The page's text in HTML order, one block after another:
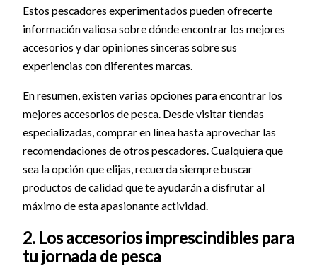
Estos pescadores experimentados pueden ofrecerte
información valiosa sobre dónde encontrar los mejores
accesorios y dar opiniones sinceras sobre sus
experiencias con diferentes marcas.
En resumen, existen varias opciones para encontrar los
mejores accesorios de pesca. Desde visitar tiendas
especializadas, comprar en línea hasta aprovechar las
recomendaciones de otros pescadores. Cualquiera que
sea la opción que elijas, recuerda siempre buscar
productos de calidad que te ayudarán a disfrutar al
máximo de esta apasionante actividad.
2. Los accesorios imprescindibles para
tu jornada de pesca